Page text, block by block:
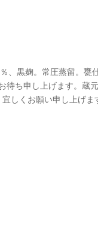
、黒麹。常圧蒸留。
待ち申し上げます。蔵
しくお願い申し上げま